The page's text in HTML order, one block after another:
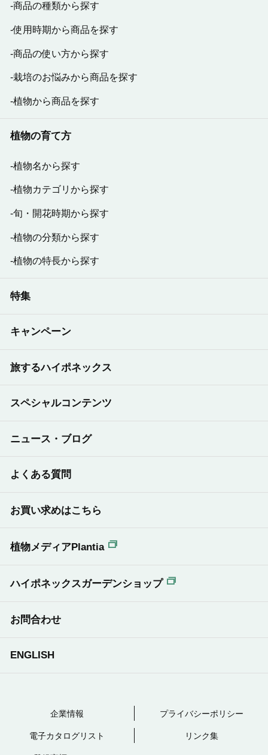
商品の種類から探す
使用時期から商品を探す
商品の使い方から探す
栽培のお悩みから商品を探す
植物から商品を探す
植物の育て方
植物名から探す
植物カテゴリから探す
旬・開花時期から探す
植物の分類から探す
植物の特長から探す
特集
キャンペーン
旅するハイポネックス
スペシャルコンテンツ
ニュース・ブログ
よくある質問
お買い求めはこちら
植物メディアPlantia
ハイポネックスガーデンショップ
お問合わせ
ENGLISH
企業情報 プライバシーポリシー
電子カタログリスト リンク集